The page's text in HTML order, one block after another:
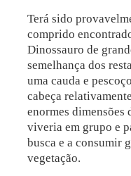
Terá sido
comprido
Dinossauro de
semelhança dos
uma cauda e
cabeça
enormes dimensões
viveria em grupo e
busca e a consumir
vegetação.